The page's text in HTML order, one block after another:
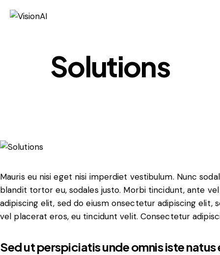
Solutions
Mauris eu nisi eget nisi imperdiet vestibulum. Nunc
blandit tortor eu, sodales justo. Morbi tincidunt, ante
adipiscing elit, sed do eiusm onsectetur adipiscing elit,
vel placerat eros, eu tincidunt velit. Consectetur
Sed ut perspiciatis unde omnis iste natus